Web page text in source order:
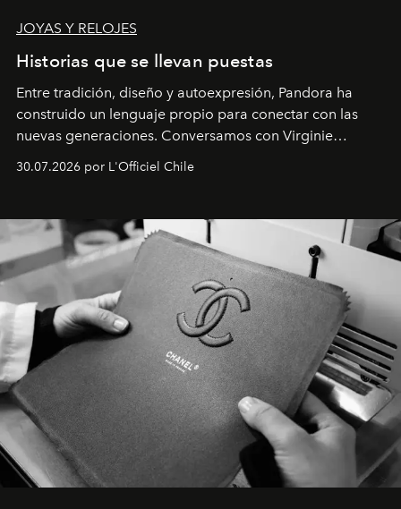
JOYAS Y RELOJES
Historias que se llevan puestas
Entre tradición, diseño y autoexpresión, Pandora ha
construido un lenguaje propio para conectar con las
nuevas generaciones. Conversamos con Virginie
Latinoamérica, sobre identidad, cultura y el valor
30.07.2026 por L'Officiel Chile